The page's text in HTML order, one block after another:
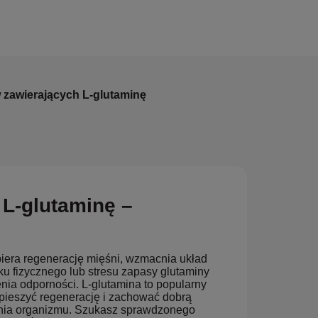
L-glutaminę
glutaminę –
regenerację mięśni, wzmacnia układ
fizycznego lub stresu zapasy glutaminy
odporności. L-glutamina to popularny
regenerację i zachować dobrą
organizmu. Szukasz sprawdzonego